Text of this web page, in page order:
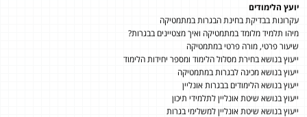
יועץ הלימודים
עקרונות בבדיקת בחינת הבגרות במתמטיקה
מיהו תלמיד מלומד במתמטיקה ואיך מצטיינים בבגרות?
שיעור פרטי, מורה פרטי במתמטיקה
ייעוץ בנושא בחירת מסלול הלימוד ומספר יחידות הלימוד
ייעוץ בנושא מכינה לבגרות במתמטיקה
ייעוץ בנושא הלימודים בבגרות אונליין
ייעוץ בנושא שיטת אונליין לתלמידי תיכון
ייעוץ בנושא שיטת אונליין למשלימי בגרות